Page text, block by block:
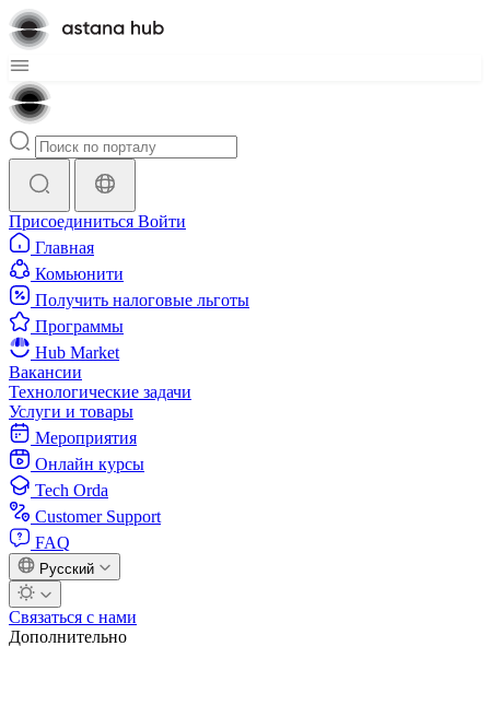
Присоединиться Войти
Главная
Комьюнити
Получить налоговые льготы
Программы
Hub Market
Вакансии
Технологические задачи
Услуги и товары
Мероприятия
Онлайн курсы
Tech Orda
Customer Support
FAQ
Русский
Связаться с нами
Дополнительно